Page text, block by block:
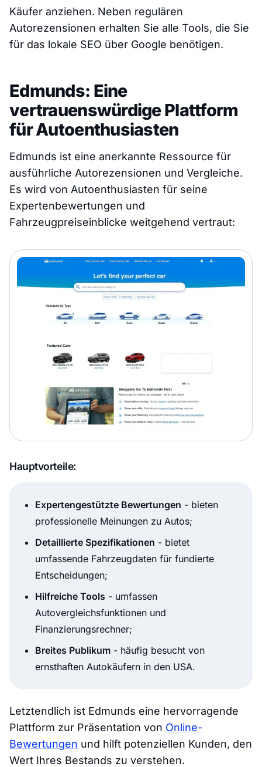
Käufer anziehen. Neben regulären
Autorezensionen erhalten Sie alle Tools, die Sie
für das lokale SEO über Google benötigen.
Edmunds: Eine
vertrauenswürdige Plattform
für Autoenthusiasten
Edmunds ist eine anerkannte Ressource für
ausführliche Autorezensionen und Vergleiche.
Es wird von Autoenthusiasten für seine
Expertenbewertungen und
Fahrzeugpreiseinblicke weitgehend vertraut:
Hauptvorteile:
Expertengestützte Bewertungen - bieten
professionelle Meinungen zu Autos;
Detaillierte Spezifikationen - bietet
umfassende Fahrzeugdaten für fundierte
Entscheidungen;
Hilfreiche Tools - umfassen
Autovergleichsfunktionen und
Finanzierungsrechner;
Breites Publikum - häufig besucht von
ernsthaften Autokäufern in den USA.
Letztendlich ist Edmunds eine hervorragende
Plattform zur Präsentation von Online-
Bewertungen und hilft potenziellen Kunden, den
Wert Ihres Bestands zu verstehen.